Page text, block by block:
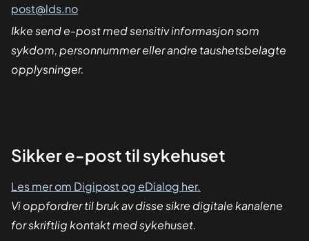
post@lds.no
Ikke send e-post med sensitiv informasjon som
sykdom, personnummer eller andre taushetsbelagte
opplysninger.
Sikker
Sikker e-post til sykehuset
Les mer om Digipost og eDialog her.
Vi oppfordrer til bruk av disse sikre digitale kanalene
for skriftlig kontakt med sykehuset.